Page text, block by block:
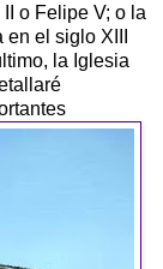
o Felipe V; o la
el siglo XIII
la Iglesia